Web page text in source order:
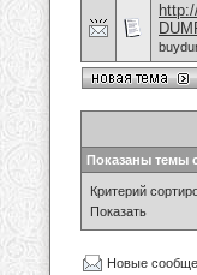
Показаны темы
Критерий
Показать
Новые